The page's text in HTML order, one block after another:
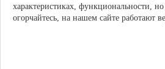
характеристиках, функциональности,
огорчайтесь, на нашем сайте работают